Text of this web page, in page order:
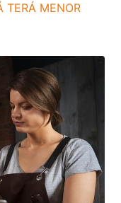
TERÁ MENOR